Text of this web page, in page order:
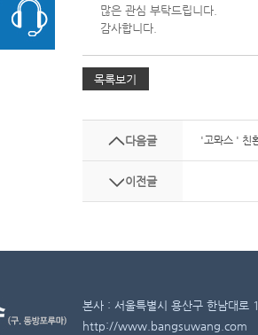
많은 관심 부탁드립니다.
감사합니다.
다음글 '고뫄스 ' 친
이전글
본사 : 서울특별시 용산구 한남대
http://www.bangsuwang.com